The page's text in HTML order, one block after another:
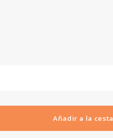
Añadir a la cesta